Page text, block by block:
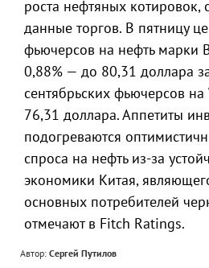
роста нефтяных котировок,
данные торгов. В пятницу
фьючерсов на нефть марки
0,88% — до 80,31 доллара
сентябрьских фьючерсов
76,31 доллара. Аппетиты
подогреваются
спроса на нефть из-за
экономики Китая,
основных потребителей
отмечают в Fitch Ratings.
Автор: Сергей Путилов